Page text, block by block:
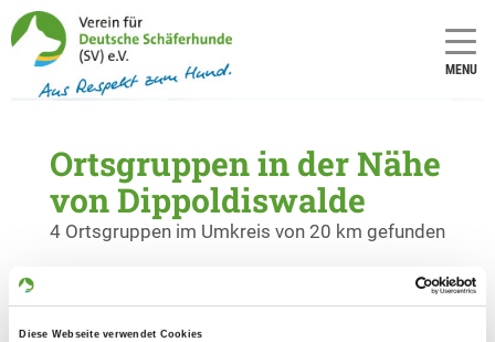
Diese Webseite verwendet Cookies
MENU
Ortsgruppen in der Nähe
von Dippoldiswalde
4 Ortsgruppen im Umkreis von 20 km gefunden
OG - Freital-Kirschberg
Kirschbergweg